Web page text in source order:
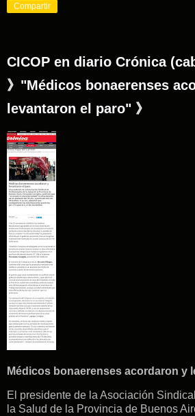
Compartir
CICOP en diario Crónica
》"Médicos bonaerenses
levantaron el paro" 》
Médicos bonaerenses acordaron y
El presidente de la Asociación
la Salud de la Provincia de Buenos